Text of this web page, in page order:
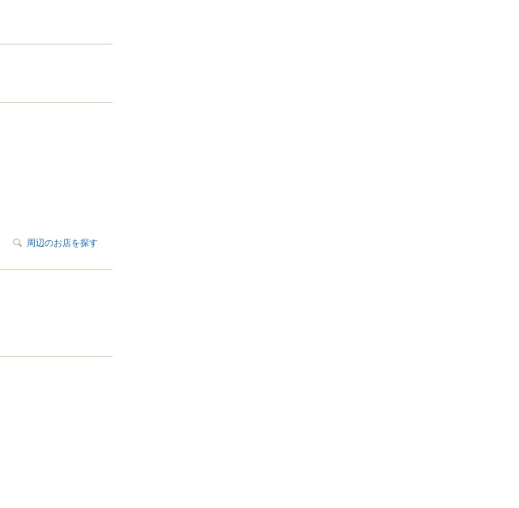
周辺のお店を探す